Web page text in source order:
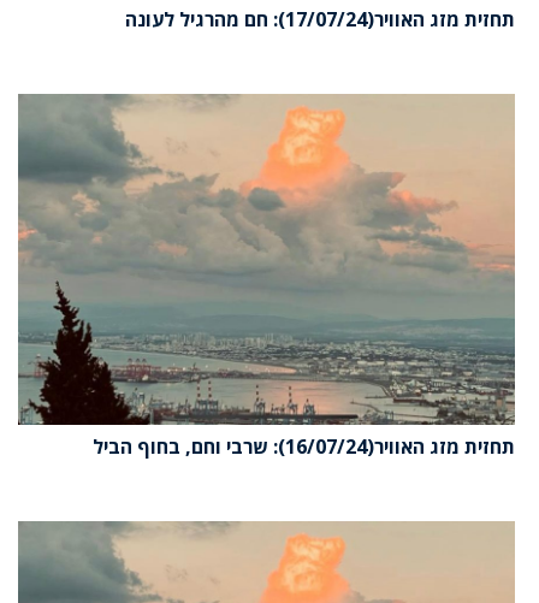
מזג האוויר(17/07/24): חם מהרגיל לעונה
מזג האוויר(16/07/24): שרבי וחם, בחוף הביל